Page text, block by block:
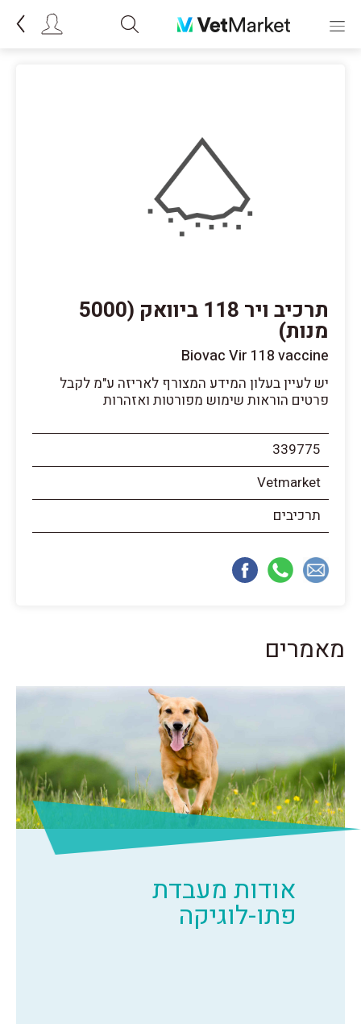
תרכיב ויר 118 ביוואק (5000
מנות)
Biovac Vir 118 vaccine
יש לעיין בעלון המידע המצורף לאריזה ע"מ לקבל
פרטים הוראות שימוש מפורטות ואזהרות
339775
Vetmarket
תרכיבים
מאמרים
אודות מעבדת
פתו-לוגיקה